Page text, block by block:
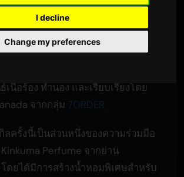
I decline
Change my preferences
เข้าชม
วางจำหน่ายเมื่อวันที่ 3
เนื้อร้อง ทำนอง และเรียบเรียงโดย
จากกลุ่ม 7ORDER
ลครั้งนี้เป็นส่วนหนึ่งของความร่วมมือ
Perfume จากย่าน
ดยได้มีการสร้างน้ำหอมพิเศษสำหรับ